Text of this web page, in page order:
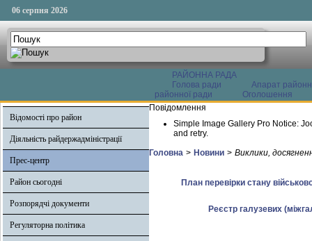
06 серпня 2026
РАЙОННА РАДА
Голова ради
Апарат
районної ради
Оголошення
Відомості про район
Діяльність райдержадміністрації
Прес-центр
Район сьогодні
Розпорядчі документи
Регуляторна політика
Повідомлення
Simple Image Gallery Pro Notice:
and retry.
Головна > Новини > Виклики,
План перевірки стану
Реєстр галузевих